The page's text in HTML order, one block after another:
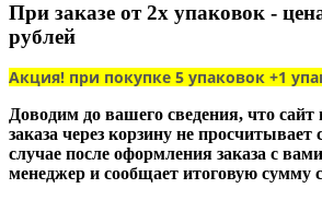
При заказе от 2х упаковок -
рублей
Акция! при покупке 5 упаковок +1
Доводим до вашего сведения, что
заказа через корзину не
случае после оформления заказа с
менеджер и сообщает итоговую сумму